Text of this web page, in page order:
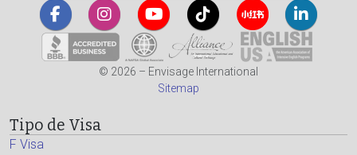
© 2026 – Envisage International
Sitemap
Tipo de Visa
F Visa